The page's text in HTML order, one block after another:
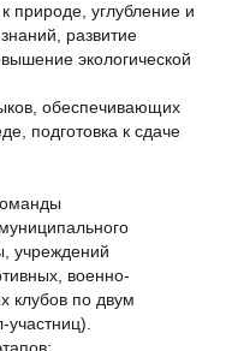
природе, углубление и
развитие
экологической
обеспечивающих
подготовка к сдаче
учреждений
военно-
клубов по двум